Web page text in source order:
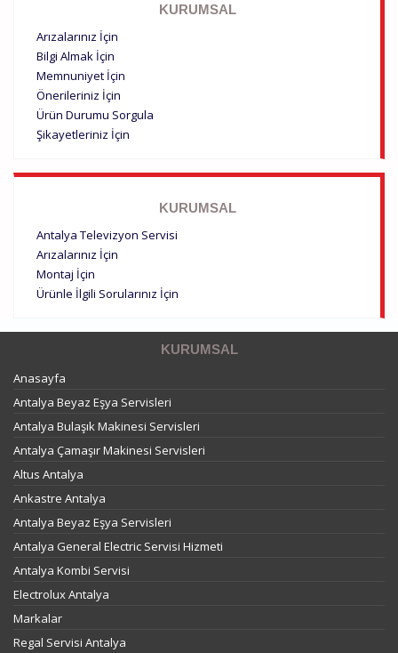
KURUMSAL
Arızalarınız İçin
Bilgi Almak İçin
Memnuniyet İçin
Önerileriniz İçin
Ürün Durumu Sorgula
Şikayetleriniz İçin
KURUMSAL
Antalya Televizyon Servisi
Arızalarınız İçin
Montaj İçin
Ürünle İlgili Sorularınız İçin
KURUMSAL
Anasayfa
Antalya Beyaz Eşya Servisleri
Antalya Bulaşık Makinesi Servisleri
Antalya Çamaşır Makinesi Servisleri
Altus Antalya
Ankastre Antalya
Antalya Beyaz Eşya Servisleri
Antalya General Electric Servisi Hizmeti
Antalya Kombi Servisi
Electrolux Antalya
Markalar
Regal Servisi Antalya